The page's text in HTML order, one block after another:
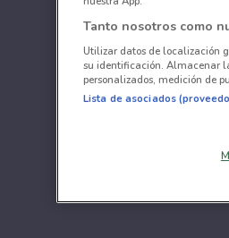
Tanto nosotros como
Utilizar datos de localización
su identificación. Almacenar
personalizados, medición de
Lista de asociados